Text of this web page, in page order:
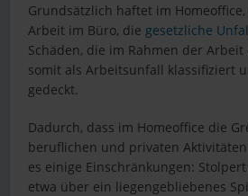
Grundsätzlich haftet im
Arbeit im Büro, die gesetzliche
Schäden, die im Rahmen der
somit als Arbeitsunfall klassifiziert
gedeckt.
Dadurch, dass im Homeoffice die
beruflichen und privaten
es einige Einschränkungen:
etwa über ein liegengebliebenes